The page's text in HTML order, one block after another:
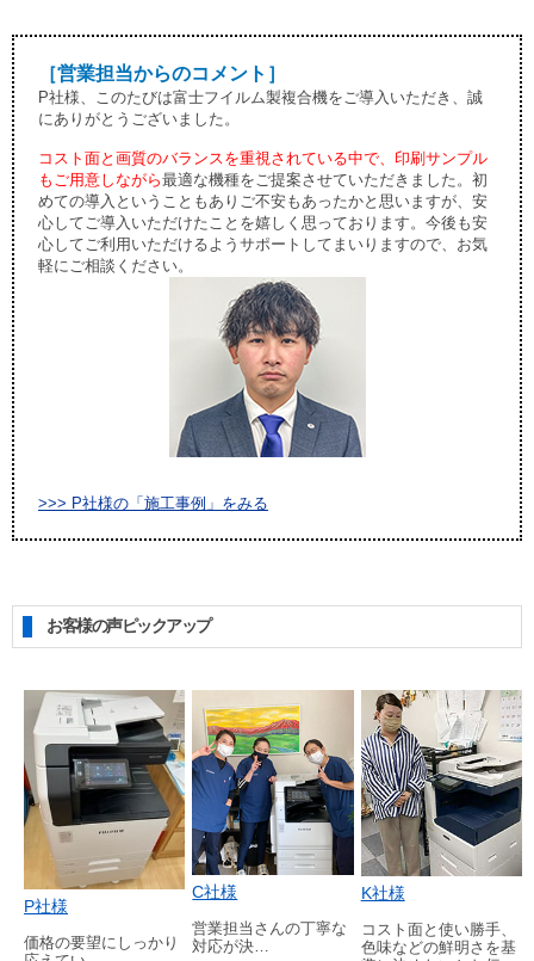
［営業担当からのコメント］
P社様、このたびは富士フイルム製複合機をご導入いただき、誠
にありがとうございました。
コスト面と画質のバランスを重視されている中で、印刷サンプル
もご用意しながら最適な機種をご提案させていただきました。初
めての導入ということもありご不安もあったかと思いますが、安
心してご導入いただけたことを嬉しく思っております。今後も安
心してご利用いただけるようサポートしてまいりますので、お気
軽にご相談ください。
>>> P社様の「施工事例」をみる
お客様の声ピックアップ
P社様
価格の要望にしっかり
C社様
営業担当さんの丁寧な
対応が決…
K社様
コスト面と使い勝手、
色味などの鮮明さを基